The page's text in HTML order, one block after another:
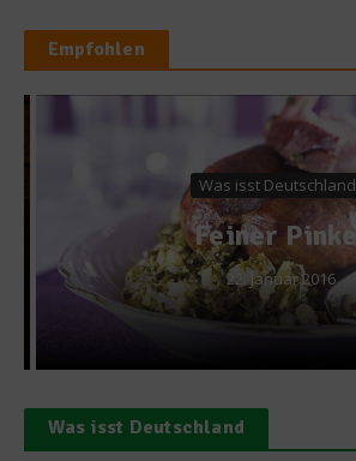
Empfohlen
Was isst Deutschland?
Feiner Pinkel
22. Januar 2016
Was isst Deutschland